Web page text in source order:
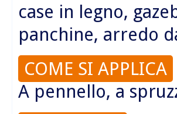
case in legno,
panchine, arredo
COME SI APPLICA
A pennello, a